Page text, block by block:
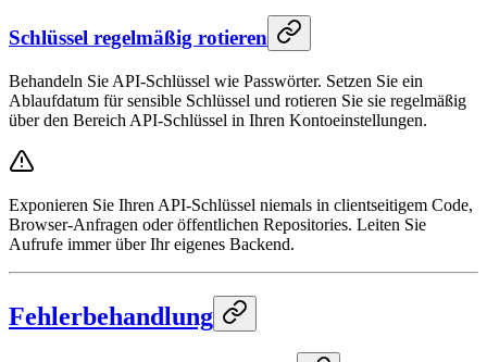
Schlüssel regelmäßig rotieren
Behandeln Sie API-Schlüssel wie Passwörter. Setzen Sie ein
Ablaufdatum für sensible Schlüssel und rotieren Sie sie regelmäßig
über den Bereich API-Schlüssel in Ihren Kontoeinstellungen.
Exponieren Sie Ihren API-Schlüssel niemals in clientseitigem Code,
Browser-Anfragen oder öffentlichen Repositories. Leiten Sie
Aufrufe immer über Ihr eigenes Backend.
Fehlerbehandlung